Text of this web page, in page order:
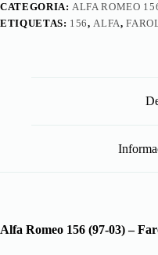
CATEGORIA:ALFA ROMEO
ETIQUETAS: 156,ALFA,
Alfa Romeo 156 (97-03) –